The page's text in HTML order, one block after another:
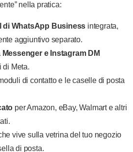
nella pratica:
di WhatsApp Business integrata,
aggiuntivo separato.
e Instagram DM
di Meta.
di contatto e le caselle di posta
per Amazon, eBay, Walmart e altri
vive sulla vetrina del tuo negozio
di posta.